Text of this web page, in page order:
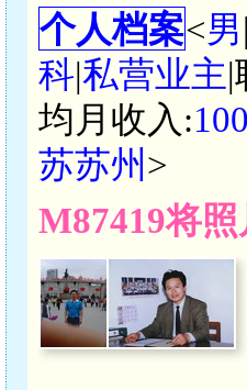
个人档案<男|
科|私营业主|
均月收入:
苏苏州 >
M87419将